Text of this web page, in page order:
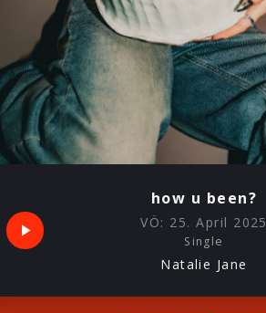
how u been?
VÖ: 25. April 2025
Single
Natalie Jane